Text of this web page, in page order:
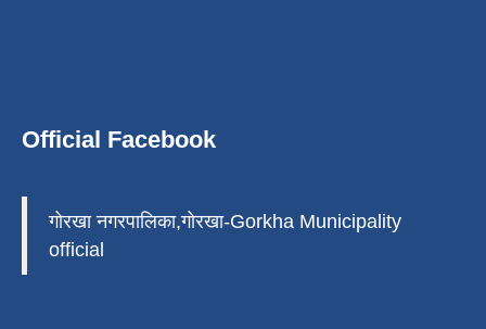
Official Facebook
गोरखा नगरपालिका,गोरखा-Gorkha Municipality
official